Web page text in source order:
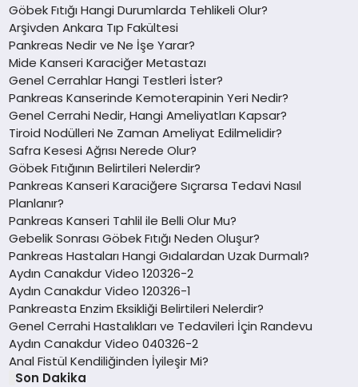
Göbek Fıtığı Hangi Durumlarda Tehlikeli Olur?
Arşivden Ankara Tıp Fakültesi
Pankreas Nedir ve Ne İşe Yarar?
Mide Kanseri Karaciğer Metastazı
Genel Cerrahlar Hangi Testleri İster?
Pankreas Kanserinde Kemoterapinin Yeri Nedir?
Genel Cerrahi Nedir, Hangi Ameliyatları Kapsar?
Tiroid Nodülleri Ne Zaman Ameliyat Edilmelidir?
Safra Kesesi Ağrısı Nerede Olur?
Göbek Fıtığının Belirtileri Nelerdir?
Pankreas Kanseri Karaciğere Sıçrarsa Tedavi Nasıl
Planlanır?
Pankreas Kanseri Tahlil ile Belli Olur Mu?
Gebelik Sonrası Göbek Fıtığı Neden Oluşur?
Pankreas Hastaları Hangi Gıdalardan Uzak Durmalı?
Aydın Canakdur Video 120326-2
Aydın Canakdur Video 120326-1
Pankreasta Enzim Eksikliği Belirtileri Nelerdir?
Genel Cerrahi Hastalıkları ve Tedavileri İçin Randevu
Aydın Canakdur Video 040326-2
Anal Fistül Kendiliğinden İyileşir Mi?
Son Dakika